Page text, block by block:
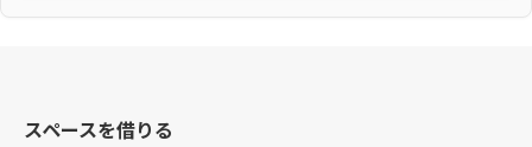
スペースを借りる